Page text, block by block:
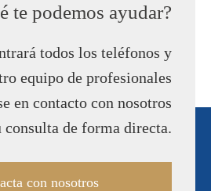
te podemos ayudar?
todos los teléfonos y
equipo de profesionales
en contacto con nosotros
consulta de forma directa.
con nosotros